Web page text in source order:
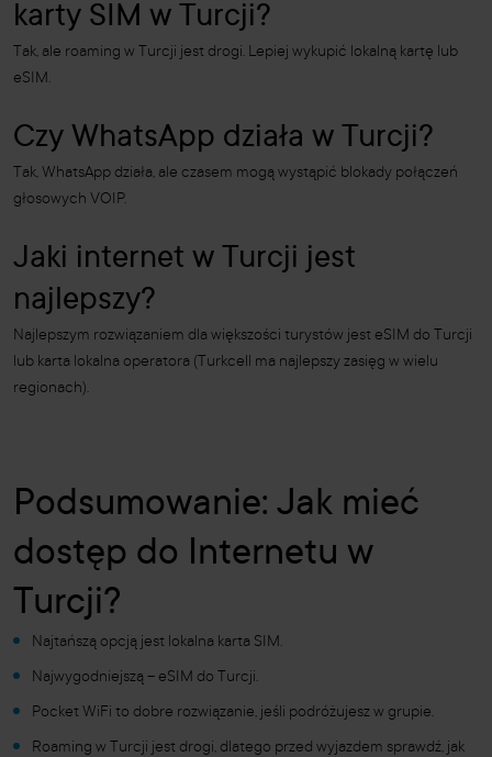
karty SIM w Turcji?
Tak, ale roaming w Turcji jest drogi. Lepiej wykupić lokalną kartę lub
eSIM.
Czy WhatsApp działa w Turcji?
Tak, WhatsApp działa, ale czasem mogą wystąpić blokady połączeń
głosowych VOIP.
Jaki internet w Turcji jest
najlepszy?
Najlepszym rozwiązaniem dla większości turystów jest eSIM do Turcji
lub karta lokalna operatora (Turkcell ma najlepszy zasięg w wielu
regionach).
Podsumowanie: Jak mieć
dostęp do Internetu w
Turcji?
Najtańszą opcją jest lokalna karta SIM.
Najwygodniejszą – eSIM do Turcji.
Pocket WiFi to dobre rozwiązanie, jeśli podróżujesz w grupie.
Roaming w Turcji jest drogi, dlatego przed wyjazdem sprawdź, jak